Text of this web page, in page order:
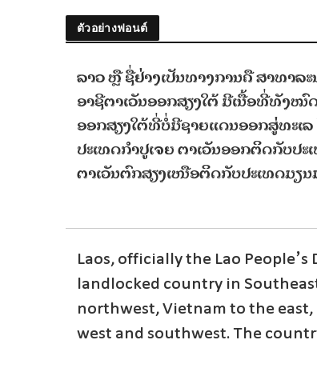
ตัวอย่างฟอนต์
ລາວ ຫຼື ຊື່ຢ່າງເປັນທາງການຄື ສາທາລ
ອາຊີຕາເວັນອອກສຽງໃຕ້ ມີເນື້ອທີ່ທັງໝົ
ອອກສຽງໃຕ້ທີ່ບໍ່ມີຊາຍແດນອອກສູ່ທະ
ປະເທດກຳປູເຈຍ ຕາເວັນອອກຕິດກັບປ
ຕາເວັນຕົກສຽງເໜືອຕິດກັບປະເທດມຽ
Laos, officially the Lao
landlocked country in
northwest, Vietnam to the
west and southwest. The